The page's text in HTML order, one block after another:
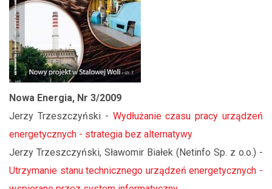
Nowa Energia, Nr 3/2009
Jerzy Trzeszczyński - Wydłużanie czasu pracy urządzeń
energetycznych - strategia bez alternatywy
Jerzy Trzeszczyński, Sławomir Białek (Netinfo Sp. z o.o.) -
Utrzymanie stanu technicznego urządzeń energetycznych -